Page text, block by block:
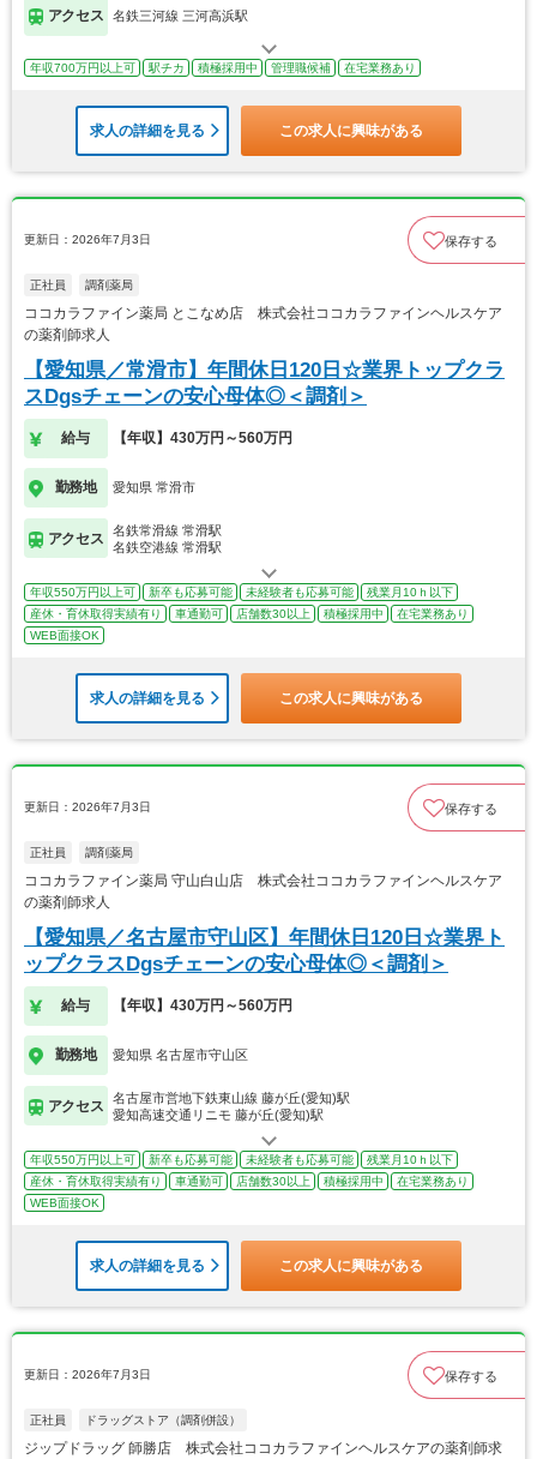
アクセス 名鉄三河線 三河高浜駅
年収700万円以上可 駅チカ 積極採用中 管理職候補 在宅業務あり
求人の詳細を見る この求人に興味がある
更新日：2026年7月3日 保存する
正社員 調剤薬局
ココカラファイン薬局 とこなめ店 株式会社ココカラファインヘルスケア
の薬剤師求人
【愛知県／常滑市】年間休日120日☆業界トップクラ
スDgsチェーンの安心母体◎＜調剤＞
給与 【年収】430万円～560万円
勤務地 愛知県 常滑市
アクセス
名鉄常滑線 常滑駅
名鉄空港線 常滑駅
年収550万円以上可 新卒も応募可能 未経験者も応募可能
残業月10ｈ以下
産休・育休取得実績有り
車通勤可 店舗数30以上 積極採用中
在宅業務あり
WEB面接OK
求人の詳細を見る この求人に興味がある
更新日：2026年7月3日 保存する
正社員 調剤薬局
ココカラファイン薬局 守山白山店 株式会社ココカラファインヘルスケア
の薬剤師求人
【愛知県／名古屋市守山区】年間休日120日☆業界ト
ップクラスDgsチェーンの安心母体◎＜調剤＞
給与 【年収】430万円～560万円
勤務地 愛知県 名古屋市守山区
アクセス
名古屋市営地下鉄東山線 藤が丘(愛知)駅
愛知高速交通リニモ 藤が丘(愛知)駅
年収550万円以上可 新卒も応募可能 未経験者も応募可能
残業月10ｈ以下
産休・育休取得実績有り
車通勤可 店舗数30以上 積極採用中
在宅業務あり
WEB面接OK
求人の詳細を見る この求人に興味がある
更新日：2026年7月3日 保存する
正社員 ドラッグストア（調剤併設）
ジップドラッグ 師勝店 株式会社ココカラファインヘルスケアの薬剤師求